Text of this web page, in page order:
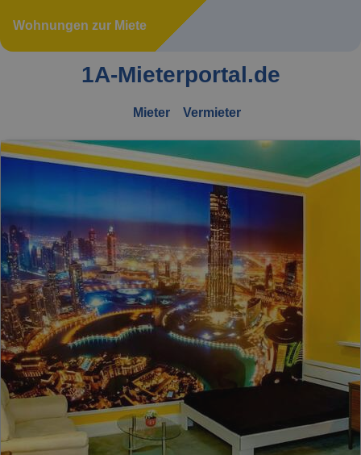
Wohnungen zur Miete
1A-Mieterportal.de
Mieter Vermieter